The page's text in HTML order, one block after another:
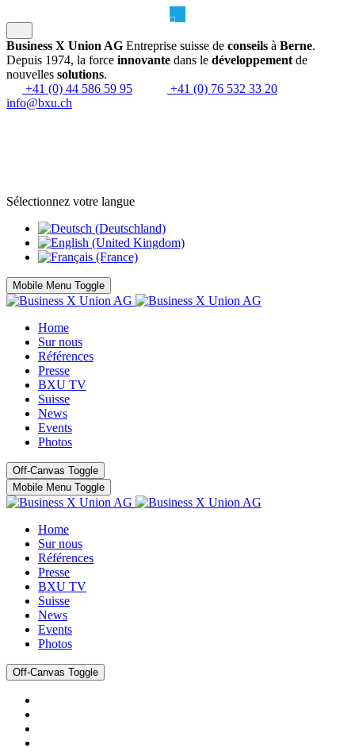
Business X Union AG Entreprise suisse de conseils à Berne.
Depuis 1974, la force innovante dans le développement de
nouvelles solutions.
+41 (0) 44 586 59 95
+41 (0) 76 532 33 20
info@bxu.ch
Sélectionnez votre langue
Mobile Menu Toggle
Home
Sur nous
Références
Presse
BXU TV
Suisse
News
Events
Photos
Off-Canvas Toggle
Mobile Menu Toggle
Home
Sur nous
Références
Presse
BXU TV
Suisse
News
Events
Photos
Off-Canvas Toggle